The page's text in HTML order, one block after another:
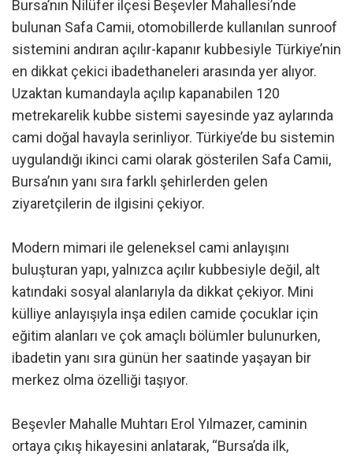
Bursa’nın Nilüfer ilçesi Beşevler Mahallesi’nde
bulunan Safa Camii, otomobillerde kullanılan sunroof
sistemini andıran açılır-kapanır kubbesiyle Türkiye’nin
en dikkat çekici ibadethaneleri arasında yer alıyor.
Uzaktan kumandayla açılıp kapanabilen 120
metrekarelik kubbe sistemi sayesinde yaz aylarında
cami doğal havayla serinliyor. Türkiye’de bu sistemin
uygulandığı ikinci cami olarak gösterilen Safa Camii,
Bursa’nın yanı sıra farklı şehirlerden gelen
ziyaretçilerin de ilgisini çekiyor.
Modern mimari ile geleneksel cami anlayışını
buluşturan yapı, yalnızca açılır kubbesiyle değil, alt
katındaki sosyal alanlarıyla da dikkat çekiyor. Mini
külliye anlayışıyla inşa edilen camide çocuklar için
eğitim alanları ve çok amaçlı bölümler bulunurken,
ibadetin yanı sıra günün her saatinde yaşayan bir
merkez olma özelliği taşıyor.
Beşevler Mahalle Muhtarı Erol Yılmazer, caminin
ortaya çıkış hikayesini anlatarak, “Bursa’da ilk,